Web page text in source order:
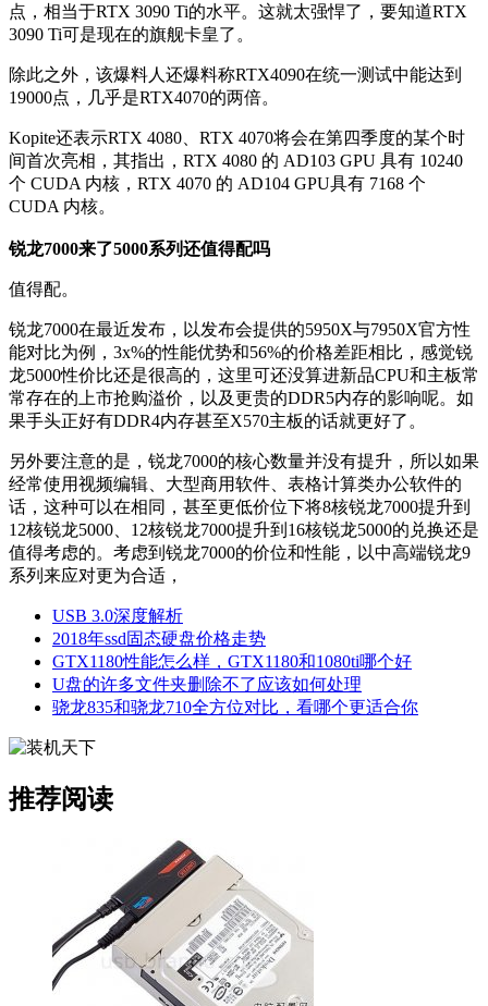
点，相当于RTX 3090 Ti的水平。这就太强悍了，要知道RTX
3090 Ti可是现在的旗舰卡皇了。
除此之外，该爆料人还爆料称RTX4090在统一测试中能达到
19000点，几乎是RTX4070的两倍。
Kopite还表示RTX 4080、RTX 4070将会在第四季度的某个时
间首次亮相，其指出，RTX 4080 的 AD103 GPU 具有 10240
个 CUDA 内核，RTX 4070 的 AD104 GPU具有 7168 个
CUDA 内核。
锐龙7000来了5000系列还值得配吗
值得配。
锐龙7000在最近发布，以发布会提供的5950X与7950X官方性
能对比为例，3x%的性能优势和56%的价格差距相比，感觉锐
龙5000性价比还是很高的，这里可还没算进新品CPU和主板常
常存在的上市抢购溢价，以及更贵的DDR5内存的影响呢。如
果手头正好有DDR4内存甚至X570主板的话就更好了。
另外要注意的是，锐龙7000的核心数量并没有提升，所以如果
经常使用视频编辑、大型商用软件、表格计算类办公软件的
话，这种可以在相同，甚至更低价位下将8核锐龙7000提升到
12核锐龙5000、12核锐龙7000提升到16核锐龙5000的兑换还是
值得考虑的。考虑到锐龙7000的价位和性能，以中高端锐龙9
系列来应对更为合适，
USB 3.0深度解析
2018年ssd固态硬盘价格走势
GTX1180性能怎么样，GTX1180和1080ti哪个好
U盘的许多文件夹删除不了应该如何处理
骁龙835和骁龙710全方位对比，看哪个更适合你
推荐阅读